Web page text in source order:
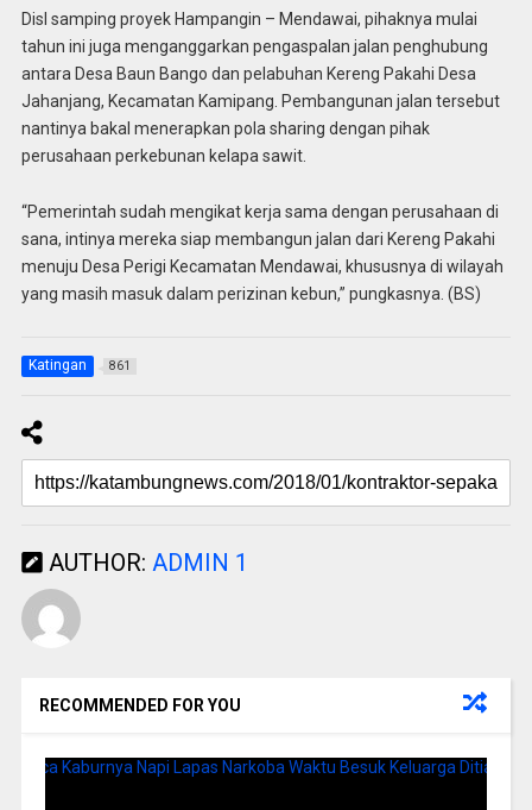
Disl samping proyek Hampangin – Mendawai, pihaknya mulai
tahun ini juga menganggarkan pengaspalan jalan penghubung
antara Desa Baun Bango dan pelabuhan Kereng Pakahi Desa
Jahanjang, Kecamatan Kamipang. Pembangunan jalan tersebut
nantinya bakal menerapkan pola sharing dengan pihak
perusahaan perkebunan kelapa sawit.
“Pemerintah sudah mengikat kerja sama dengan perusahaan di
sana, intinya mereka siap membangun jalan dari Kereng Pakahi
menuju Desa Perigi Kecamatan Mendawai, khususnya di wilayah
yang masih masuk dalam perizinan kebun,” pungkasnya. (BS)
Katingan 861
AUTHOR: ADMIN 1
RECOMMENDED FOR YOU